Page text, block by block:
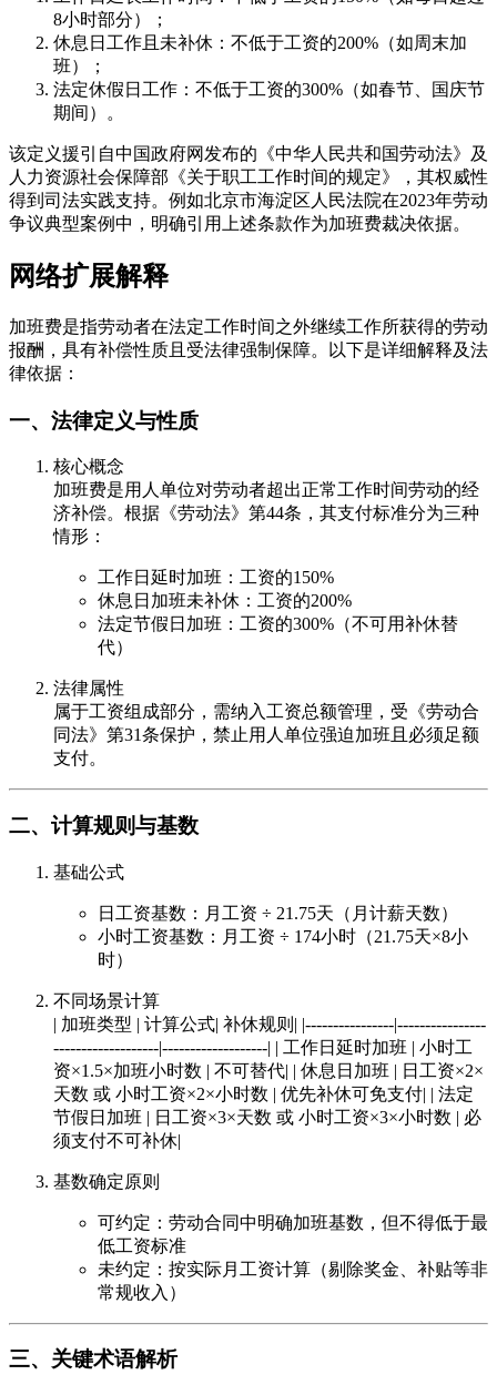
8小时部分）；
休息日工作且未补休：不低于工资的200%（如周末加
班）；
法定休假日工作：不低于工资的300%（如春节、国庆节
期间）。
该定义援引自中国政府网发布的《中华人民共和国劳动法》及
人力资源社会保障部《关于职工工作时间的规定》，其权威性
得到司法实践支持。例如北京市海淀区人民法院在2023年劳动
争议典型案例中，明确引用上述条款作为加班费裁决依据。
网络扩展解释
加班费是指劳动者在法定工作时间之外继续工作所获得的劳动
报酬，具有补偿性质且受法律强制保障。以下是详细解释及法
律依据：
一、法律定义与性质
核心概念
加班费是用人单位对劳动者超出正常工作时间劳动的经
济补偿。根据《劳动法》第44条，其支付标准分为三种
情形：
工作日延时加班：工资的150%
休息日加班未补休：工资的200%
法定节假日加班：工资的300%（不可用补休替
代）
法律属性
属于工资组成部分，需纳入工资总额管理，受《劳动合
同法》第31条保护，禁止用人单位强迫加班且必须足额
支付。
二、计算规则与基数
基础公式
日工资基数：月工资 ÷ 21.75天（月计薪天数）
小时工资基数：月工资 ÷ 174小时（21.75天×8小
时）
不同场景计算
| 加班类型 | 计算公式| 补休规则| |----------------|----------------
-------------------|-------------------| | 工作日延时加班 | 小时工
资×1.5×加班小时数 | 不可替代| | 休息日加班 | 日工资×2×
天数 或 小时工资×2×小时数 | 优先补休可免支付| | 法定
节假日加班 | 日工资×3×天数 或 小时工资×3×小时数 | 必
须支付不可补休|
基数确定原则
可约定：劳动合同中明确加班基数，但不得低于最
低工资标准
未约定：按实际月工资计算（剔除奖金、补贴等非
常规收入）
三、关键术语解析